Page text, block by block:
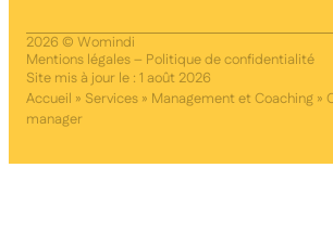
2026 © Womindi
Mentions légales– Politique de confidentialité
Site mis à jour le : 1 août 2026
Accueil » Services » Management et Coaching »
manager